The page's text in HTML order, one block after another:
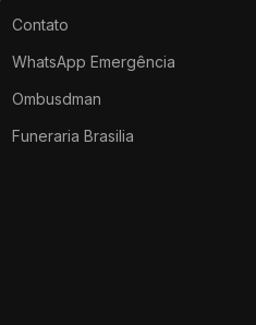
Contato
WhatsApp Emergência
Ombusdman
Funeraria Brasilia